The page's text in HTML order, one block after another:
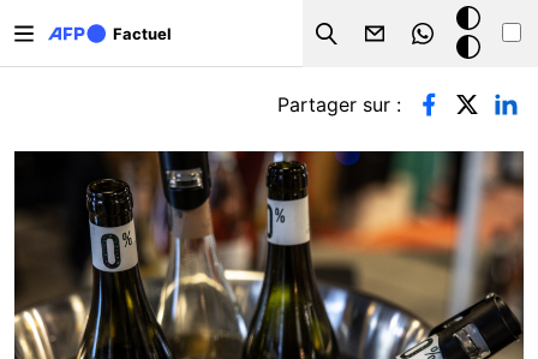
Factuel
Search
Mode
sombre
Onglets principaux
Partager sur :